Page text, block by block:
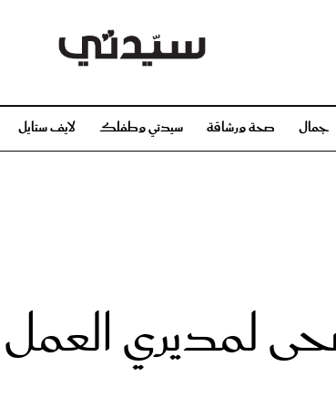
جمال صحة ورشاقة سيدتي وطفلك لايف ستايل
لمديري
مجلة سيدتي
مناسبات X سيدتي